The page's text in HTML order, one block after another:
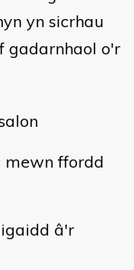
yn sicrhau
gadarnhaol o'r
mewn ffordd
â'r